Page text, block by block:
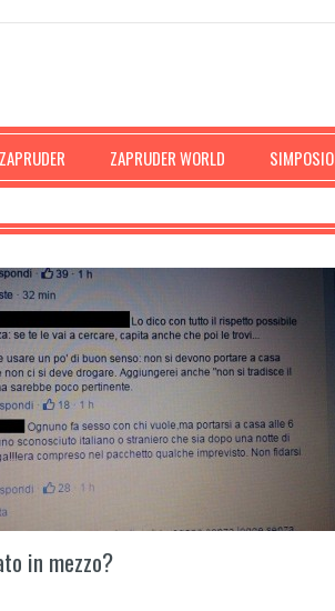
ZAPRUDER ZAPRUDER WORLD SIMPOSIO
in mezzo?